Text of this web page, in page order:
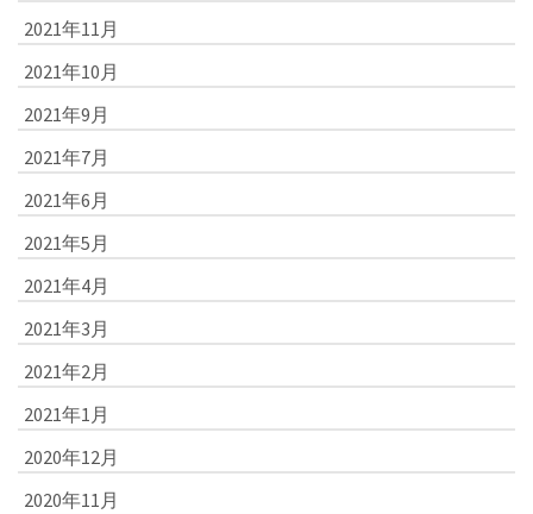
2021年11月
2021年10月
2021年9月
2021年7月
2021年6月
2021年5月
2021年4月
2021年3月
2021年2月
2021年1月
2020年12月
2020年11月